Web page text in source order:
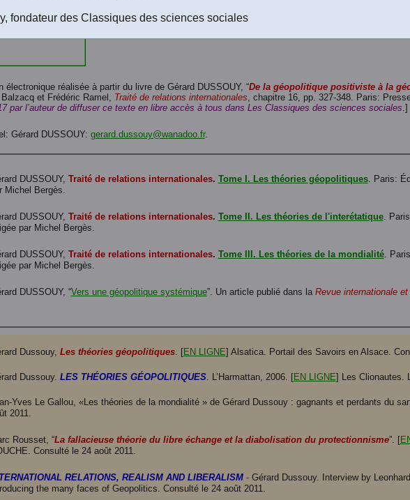
Le texte de l'article au format PDF-texte (Acrobat Reader) à
électronique réalisée à partir du livre de Gérard DUSSOUY, “De la géopolitique positiviste à la
et Frédéric Ramel, Traité de relations internationales, chapitre 16, pp. 327-348. Paris:
par l’auteur de diffuser ce texte en libre accès à tous dans Les Classiques des sciences sociales.]
Gérard DUSSOUY: gerard.dussouy@wanadoo.fr.
DUSSOUY, Traité de relations internationales. Tome I. Les théories géopolitiques. Paris:
Michel Bergès.
DUSSOUY, Traité de relations internationales. Tome II. Les théories de l'interétatique.
par Michel Bergès.
DUSSOUY, Traité de relations internationales. Tome III. Les théories de la mondialité.
par Michel Bergès.
DUSSOUY, “Vers une géopolitique systémique”. Un article publié dans la Revue internationale
Dussouy, Les théories géopolitiques. [EN LIGNE] Alsatica. Portail des Savoirs en Alsace.
Dussouy. LES THÉORIES GÉOPOLITIQUES. L’Harmattan, 2006. [EN LIGNE] Les Clionautes.
Yves Le Gallou, «Les théories de la mondialité » de Gérard Dussouy : gagnants et perdants du
2011.
Rousset, “La fallacieuse théorie du libre échange et la diabolisation du protectionnisme”. [
Consulté le 24 août 2011.
RELATIONS, REALISM AND LIBERALISM- Gérard Dussouy. Interview by
the many faces of Geopolitics. Consulté le 24 août 2011.
fondateur des Classiques des sciences sociales